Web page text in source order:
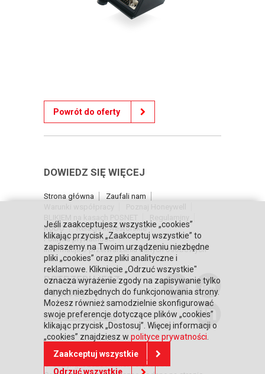
Powrót do oferty
DOWIEDZ SIĘ WIĘCEJ
Strona główna
Zaufali nam
RODO
Relacje inwestorskie
Polityka prywatności
Informacja o przetwarzaniu danych osobowych
POTRZEBUJESZ
POMOCY?
Skontaktuj się z nami
© Copyright 2026 Posnet Polska S.A.
Jeśli zaakceptujesz wszystkie „cookies”
klikając przycisk „Zaakceptuj wszystkie” to
zapiszemy na Twoim urządzeniu niezbędne
pliki „cookies” oraz pliki analityczne i
reklamowe. Kliknięcie „Odrzuć wszystkie"
oznacza wyrażenie zgody na zapisywanie tylko
danych niezbędnych do funkcjonowania strony.
Możesz również samodzielnie skonfigurować
swoje preferencje dotyczące plików „cookies”
klikając przycisk „Dostosuj”. Więcej informacji o
„cookies” znajdziesz w polityce prywatności
Zaakceptuj wszystkie
Odrzuć wszystkie